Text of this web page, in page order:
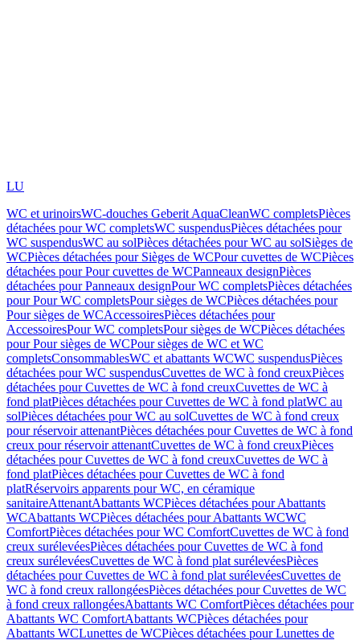
LU
WC et urinoirsWC-douches Geberit AquaCleanWC completsPièces
détachées pour WC completsWC suspendusPièces détachées pour
WC suspendusWC au solPièces détachées pour WC au solSièges de
WCPièces détachées pour Sièges de WCPour cuvettes de WCPièces
détachées pour Pour cuvettes de WCPanneaux designPièces
détachées pour Panneaux designPour WC completsPièces détachées
pour Pour WC completsPour sièges de WCPièces détachées pour
Pour sièges de WCAccessoiresPièces détachées pour
AccessoiresPour WC completsPour sièges de WCPièces détachées
pour Pour sièges de WCPour sièges de WC et WC
completsConsommablesWC et abattants WCWC suspendusPièces
détachées pour WC suspendusCuvettes de WC à fond creuxPièces
détachées pour Cuvettes de WC à fond creuxCuvettes de WC à
fond platPièces détachées pour Cuvettes de WC à fond platWC au
solPièces détachées pour WC au solCuvettes de WC à fond creux
pour réservoir attenantPièces détachées pour Cuvettes de WC à fond
creux pour réservoir attenantCuvettes de WC à fond creuxPièces
détachées pour Cuvettes de WC à fond creuxCuvettes de WC à
fond platPièces détachées pour Cuvettes de WC à fond
platRéservoirs apparents pour WC, en céramique
sanitaireAttenantAbattants WCPièces détachées pour Abattants
WCAbattants WCPièces détachées pour Abattants WCWC
ComfortPièces détachées pour WC ComfortCuvettes de WC à fond
creux surélevéesPièces détachées pour Cuvettes de WC à fond
creux surélevéesCuvettes de WC à fond plat surélevéesPièces
détachées pour Cuvettes de WC à fond plat surélevéesCuvettes de
WC à fond creux rallongéesPièces détachées pour Cuvettes de WC
à fond creux rallongéesAbattants WC ComfortPièces détachées pour
Abattants WC ComfortAbattants WCPièces détachées pour
Abattants WCLunettes de WCPièces détachées pour Lunettes de